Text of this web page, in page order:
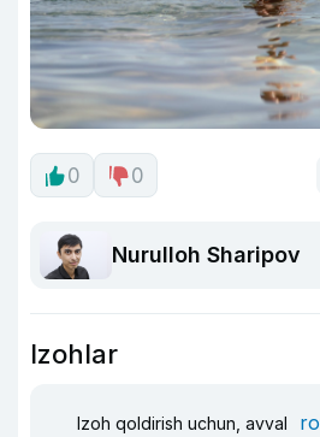
0 0
Nurulloh Sharipov
Izohlar
Izoh qoldirish uchun, avval